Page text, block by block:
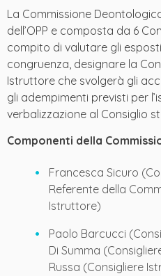
La Commissione
dell’OPP e composta da 6
compito di valutare gli
congruenza, designare la
Istruttore che svolgerà gli
gli adempimenti previsti per
verbalizzazione al Consiglio
Componenti della
Francesca Sicuro
Referente della
Istruttore)
Paolo Barcucci
Di Summa
Russa (Consigliere